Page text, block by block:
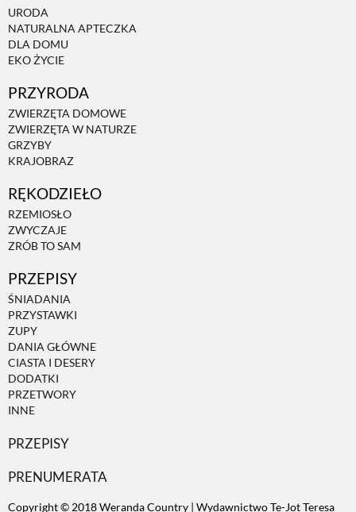
URODA
NATURALNA APTECZKA
DLA DOMU
EKO ŻYCIE
PRZYRODA
ZWIERZĘTA DOMOWE
ZWIERZĘTA W NATURZE
GRZYBY
KRAJOBRAZ
RĘKODZIEŁO
RZEMIOSŁO
ZWYCZAJE
ZRÓB TO SAM
PRZEPISY
ŚNIADANIA
PRZYSTAWKI
ZUPY
DANIA GŁÓWNE
CIASTA I DESERY
DODATKI
PRZETWORY
INNE
PRZEPISY
PRENUMERATA
Copyright © 2018 Weranda Country | Wydawnictwo Te-Jot Teresa
ZWIERZĘTA W NATURZE